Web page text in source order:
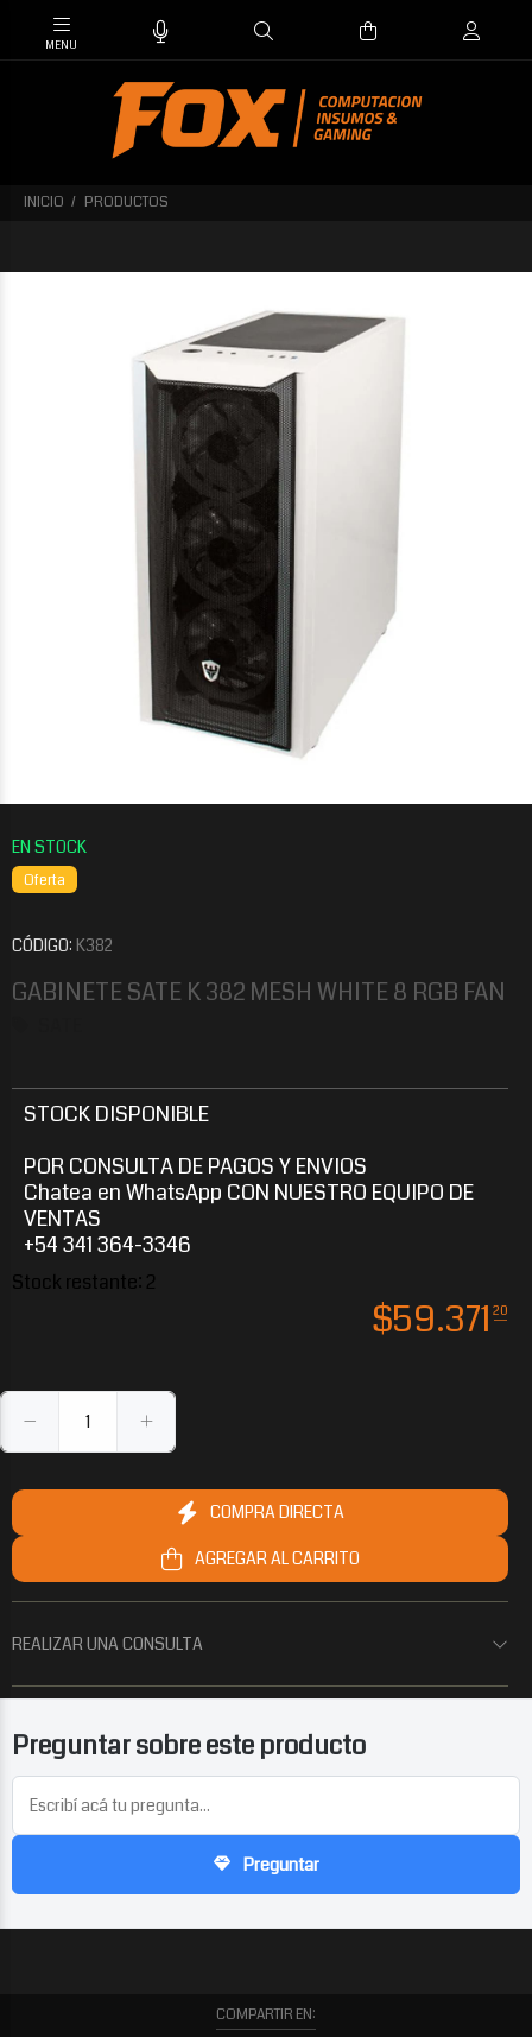
INICIO PRODUCTOS
Oferta
CÓDIGO: K382
GABINETE SATE K 382 MESH WHITE 8 RGB FAN
STOCK DISPONIBLE
POR CONSULTA DE PAGOS Y ENVIOS
Chatea en WhatsApp CON NUESTRO EQUIPO DE
VENTAS
+54 341 364-3346
Stock restante: 2
$59.371 20
COMPRA DIRECTA
AGREGAR AL CARRITO
REALIZAR UNA CONSULTA
Preguntar sobre este producto
Preguntar
COMPARTIR EN:
$18.544 00 $110.260